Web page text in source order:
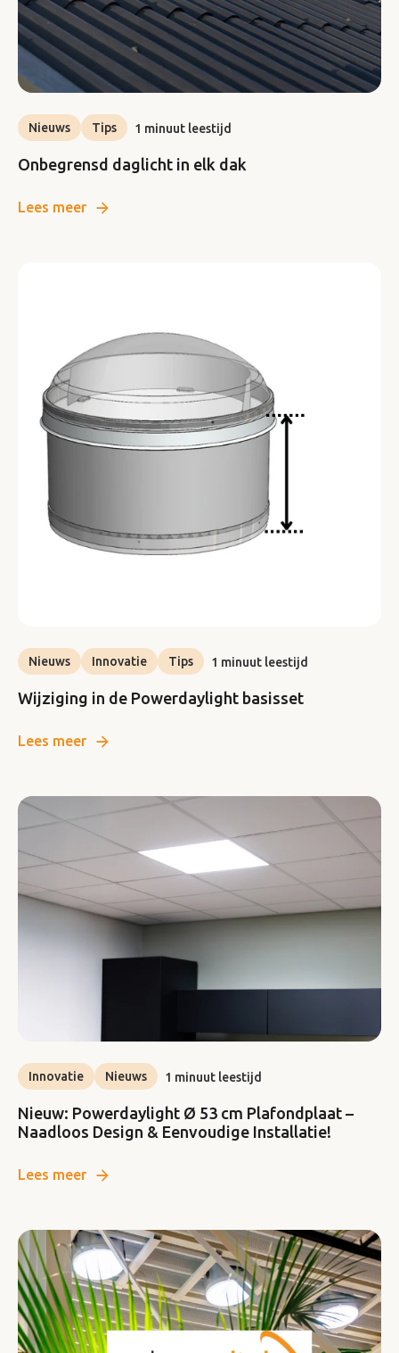
Nieuws Tips 1 minuut leestijd
Onbegrensd daglicht in elk dak
Lees meer
Nieuws Innovatie Tips 1 minuut leestijd
Wijziging in de Powerdaylight basisset
Lees meer
Innovatie Nieuws 1 minuut leestijd
Nieuw: Powerdaylight Ø 53 cm Plafondplaat –
Naadloos Design & Eenvoudige Installatie!
Lees meer